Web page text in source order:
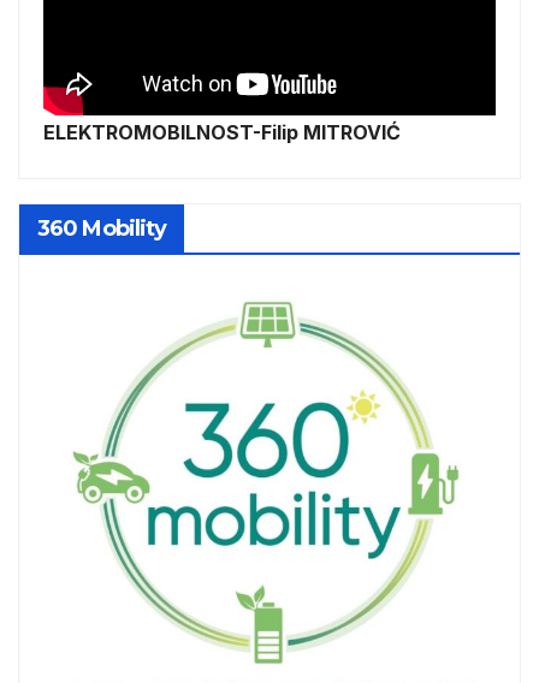
ELEKTROMOBILNOST-Filip MITROVIĆ
360 Mobility